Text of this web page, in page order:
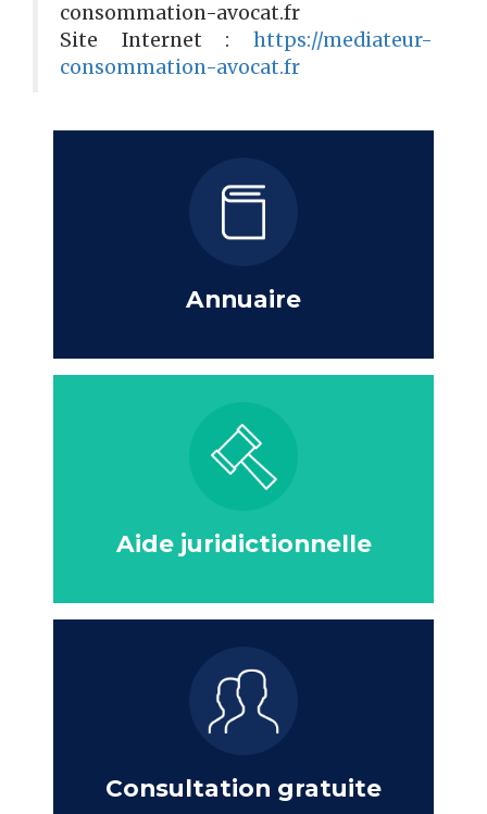
consommation-avocat.fr
Site Internet : https://mediateur-
consommation-avocat.fr
Annuaire
Aide juridictionnelle
Consultation gratuite